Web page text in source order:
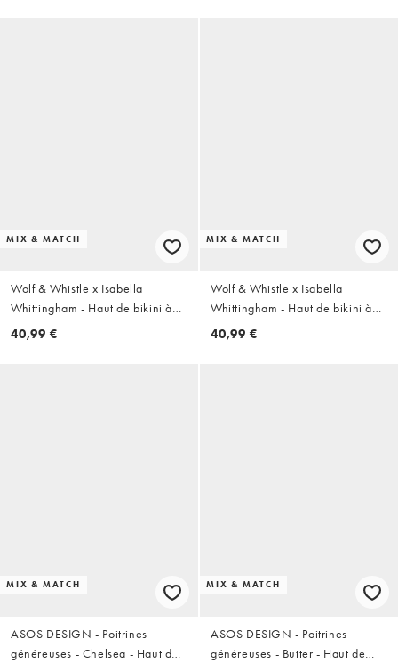
MIX & MATCH
Wolf & Whistle x Isabella
Whittingham - Haut de bikini à
armatures - Bleu
40,99 €
MIX & MATCH
Wolf & Whistle x Isabella
Whittingham - Haut de bikini à
armatures - Crème et olive
40,99 €
MIX & MATCH
ASOS DESIGN - Poitrines
généreuses - Chelsea - Haut de
MIX & MATCH
ASOS DESIGN - Poitrines
généreuses - Butter - Haut de